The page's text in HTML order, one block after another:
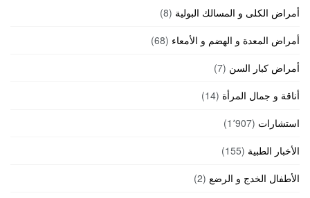
أمراض الكلى و المسالك البولية (8)
أمراض المعدة و الهضم و الأمعاء (68)
أمراض كبار السن (7)
أناقة و جمال المرأة (14)
استشارات (1٬907)
الأخبار الطبية (155)
الأطفال الخدج و الرضع (2)